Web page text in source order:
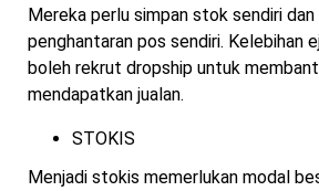
Mereka perlu simpan stok sendiri dan
penghantaran pos sendiri. Kelebihan
boleh rekrut dropship untuk
mendapatkan jualan.
STOKIS
Menjadi stokis memerlukan modal